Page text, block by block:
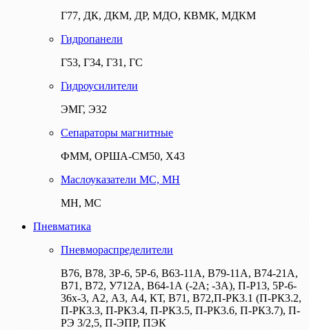
Г77, ДК, ДКМ, ДР, МДО, КВМК, МДКМ
Гидропанели
Г53, Г34, Г31, ГС
Гидроусилители
ЭМГ, Э32
Сепараторы магнитные
ФММ, ОРША-СМ50, Х43
Маслоуказатели МС, МН
МН, МС
Пневматика
Пневмораспределители
В76, В78, 3Р-6, 5Р-6, В63-11А, В79-11А, В74-21А,
В71, В72, У712А, В64-1А (-2А; -3А), П-Р13, 5Р-6-
36х-3, А2, А3, А4, КТ, В71, В72,П-РК3.1 (П-РК3.2,
П-РК3.3, П-РК3.4, П-РК3.5, П-РК3.6, П-РК3.7), П-
РЭ 3/2,5, П-ЭПР, ПЭК